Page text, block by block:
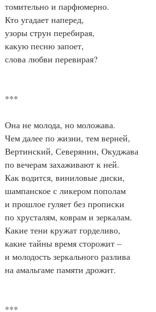
томительно и парфюмерно.
Кто угадает наперед,
узоры струн перебирая,
какую песню запоет,
слова любви перевирая?
***
Она не молода, но моложава.
Чем далее по жизни, тем верней,
Вертинский, Северянин, Окуджава
по вечерам захаживают к ней.
Как водится, виниловые диски,
шампанское с ликером пополам
и прошлое гуляет без прописки
по хрусталям, коврам и зеркалам.
Какие тени кружат горделиво,
какие тайны время сторожит –
и молодость зеркального разлива
на амальгаме памяти дрожит.
***